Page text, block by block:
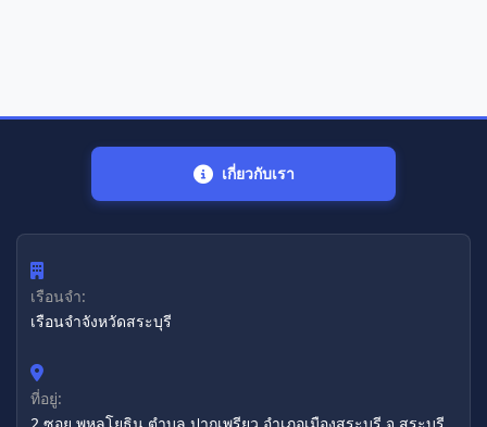
เกี่ยวกับเรา
เรือนจำ:
เรือนจำจังหวัดสระบุรี
ที่อยู่: